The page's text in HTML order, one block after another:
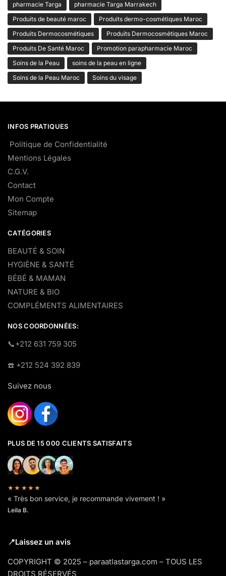
pharmacie Targa
pharmacie Targa Marrakech
Produits de beauté maroc
Produits dermo-cosmétiques Maroc
Produits Dermocosmétiques
Produits Dermocosmétiques Maroc
Produits De Santé Maroc
Promotion parapharmacie Maroc
Soins de la Peau
soins de la peau en ligne
Soins de la Peau Maroc
Soins du visage
INFOS PRATIQUES
Politique de Confidentialité
Mentions Légales
C.G.V.
Contact
Mon Compte
Sitemap
CATÉGORIES
BEAUTÉ & SOIN
HYGIÈNE & SANTÉ
BÉBÉ & MAMAN
NATURE & BIO
COMPLÉMENTS ALIMENTAIRES
NOS COORDONNÉES:
​📞+212 631 759 305
☎️​ +212 524 392 839
Suivez nous
PLUS DE 15 000 CLIENTS SATISFAITS
★★★★★
« Très bon service, je recommande vivement ! »
Leila B.
📍Laissez un avis
COPYRIGHT © 2025 – paraatlastarga.com – TOUS LES
DROITS RÉSERVÉS